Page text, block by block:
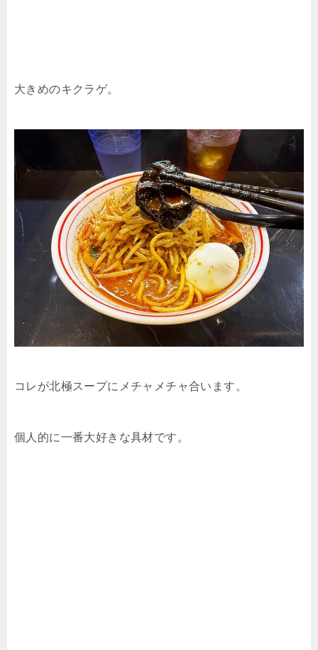
大きめのキクラゲ。
コレが北極スープにメチャメチャ合います。
個人的に一番大好きな具材です。